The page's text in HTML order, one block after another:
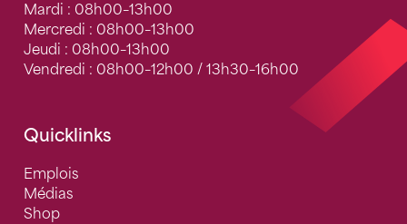
Mardi : 08h00–13h00
Mercredi : 08h00–13h00
Jeudi : 08h00–13h00
Vendredi : 08h00–12h00 / 13h30–16h00
Quicklinks
Emplois
Médias
Shop